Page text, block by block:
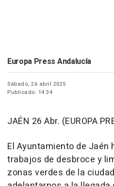
Europa Press Andalucía
Sábado, 26 abril 2025
Publicado: 14:34
JAÉN 26 Abr. (EUROPA
El Ayuntamiento de
trabajos de desbroce y
zonas verdes de la